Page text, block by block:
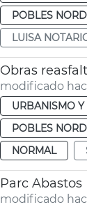
POBLES NORD
LUISA
Obras
modificado
URBANISMO
POBLES NORD
NORMAL
Parc Abastos
modificado